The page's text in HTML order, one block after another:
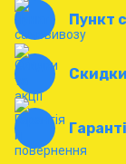
Пункт
Скидки